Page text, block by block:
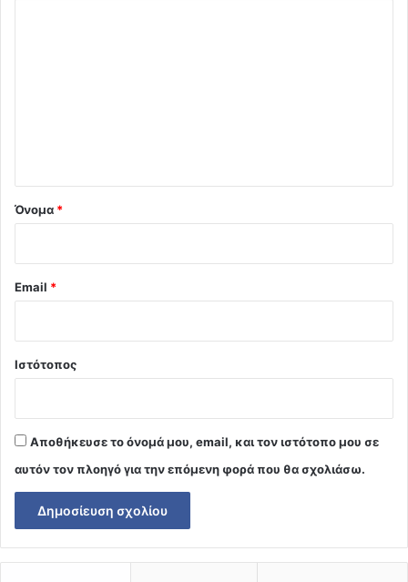
Όνομα *
Email *
Ιστότοπος
Αποθήκευσε το όνομά μου, email, και τον ιστότοπο μου σε
αυτόν τον πλοηγό για την επόμενη φορά που θα σχολιάσω.